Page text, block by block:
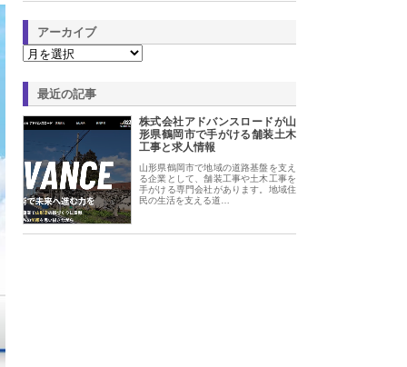
アーカイブ
最近の記事
株式会社アドバンスロードが山
形県鶴岡市で手がける舗装土木
工事と求人情報
山形県鶴岡市で地域の道路基盤を支え
る企業として、舗装工事や土木工事を
手がける専門会社があります。地域住
民の生活を支える道…